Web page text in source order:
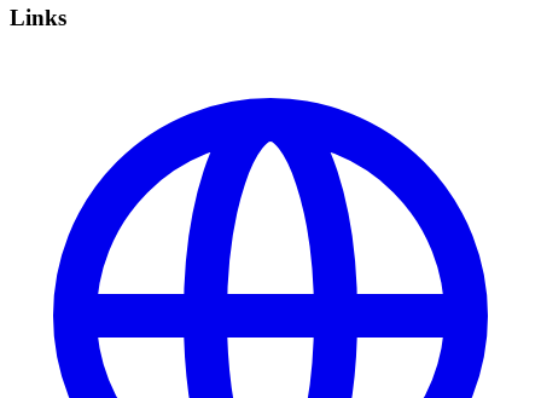
Links